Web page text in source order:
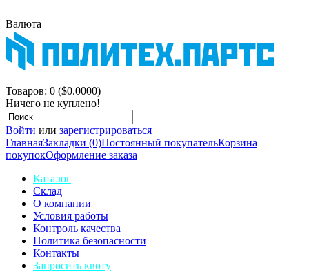
Валюта
$ р.
Корзина покупок
Товаров: 0 ($0.0000)
Ничего не куплено!
Войти или зарегистрироваться
ГлавнаяЗакладки (0)Постоянный покупательКорзина
покупокОформление заказа
Каталог
Склад
О компании
Условия работы
Контроль качества
Политика безопасности
Контакты
Запросить квоту